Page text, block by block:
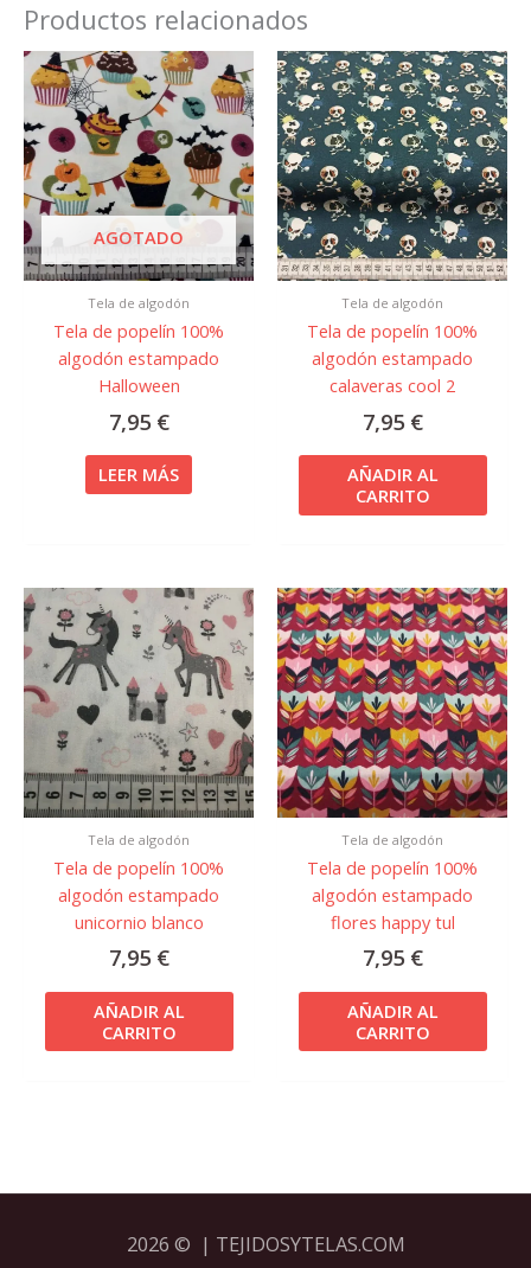
Productos relacionados
AGOTADO
Tela de algodón
Tela de popelín 100%
algodón estampado
Halloween
7,95 €
LEER MÁS
Tela de algodón
Tela de popelín 100%
algodón estampado
calaveras cool 2
7,95 €
AÑADIR AL
CARRITO
Tela de algodón
Tela de popelín 100%
algodón estampado
unicornio blanco
7,95 €
AÑADIR AL
CARRITO
Tela de algodón
Tela de popelín 100%
algodón estampado
flores happy tul
7,95 €
AÑADIR AL
CARRITO
2026 © | TEJIDOSYTELAS.COM